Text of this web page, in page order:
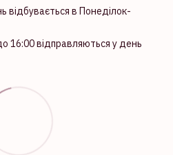
в Понеділок-
16:00 відправляються у день